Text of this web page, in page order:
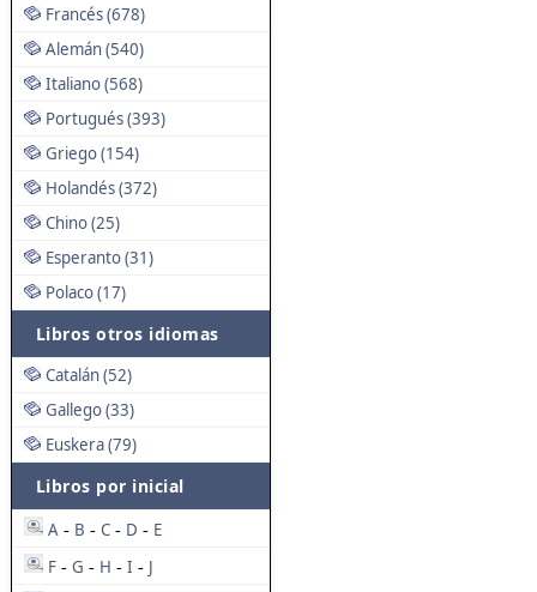
Francés (678)
Alemán (540)
Italiano (568)
Portugués (393)
Griego (154)
Holandés (372)
Chino (25)
Esperanto (31)
Polaco (17)
Libros otros idiomas
Catalán (52)
Gallego (33)
Euskera (79)
Libros por inicial
A - B - C - D - E
F - G - H - I - J